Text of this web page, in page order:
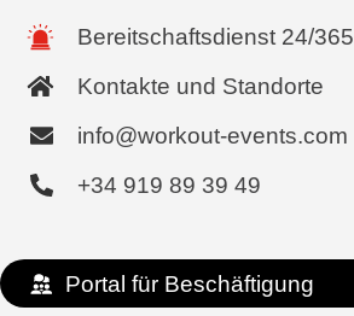
Bereitschaftsdienst 24/365
Kontakte und Standorte
info@workout-events.com
+34 919 89 39 49
Portal für Beschäftigung